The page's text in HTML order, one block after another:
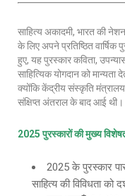
साहित्य अकादमी, भारत की
के लिए अपने प्रतिष्ठित
हुए, यह पुरस्कार कविता,
साहित्यिक योगदान को
क्योंकि केंद्रीय संस्कृति
संक्षिप्त अंतराल के बाद आई थी।
2025 पुरस्कारों की मुख्य
2025 के पुरस्कार
साहित्य की विविधता को